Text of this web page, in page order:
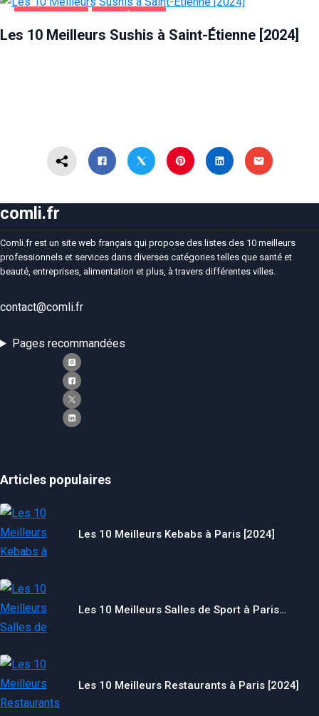
Les 10 Meilleurs Sushis à Saint-Étienne [2024]
comli.fr
Comli.fr est un site web français qui propose des listes des 10 meilleurs
professionnels et services dans diverses catégories telles que santé et
beauté, entreprises, alimentation et plus, à travers différentes villes.
contact@comli.fr
Pages recommandées
Articles populaires
Les 10 Meilleurs Kebabs à Paris [2024]
Les 10 Meilleurs Salles de Sport à Paris…
Les 10 Meilleurs Restaurants à Paris [2024]